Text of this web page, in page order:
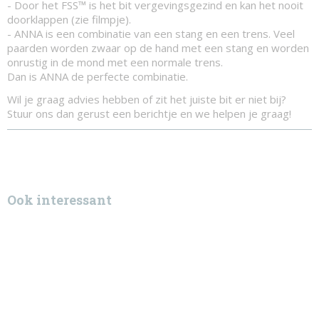
- Door het FSS™ is het bit vergevingsgezind en kan het nooit
doorklappen (zie filmpje).
- ANNA is een combinatie van een stang en een trens. Veel
paarden worden zwaar op de hand met een stang en worden
onrustig in de mond met een normale trens.
Dan is ANNA de perfecte combinatie.
Wil je graag advies hebben of zit het juiste bit er niet bij?
Stuur ons dan gerust een berichtje en we helpen je graag!
Ook interessant